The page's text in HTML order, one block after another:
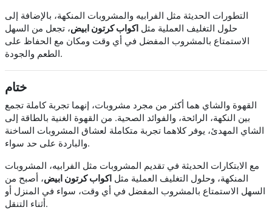
التطورات الحديثة مثل الفرابيه والمشروبات المنكهة، بالإضافة إلى
حلول التغليف العملية مثل اكواب كرتون ابيض، تجعل من السهل
الاستمتاع بالمشروب المفضل في أي وقت ومكان مع الحفاظ على
الطعم والجودة.
ختام
القهوة والشاي هما أكثر من مجرد مشروبات، إنهما تجربة كاملة تجمع
بين النكهة، الرائحة، والفوائد الصحية. من القهوة الغنية بالطاقة إلى
الشاي المهدئ، يوفر كلاهما تجربة متكاملة لعشاق المشروبات الساخنة
والباردة على حد سواء.
مع الابتكارات الحديثة في تقديم المشروبات مثل الفرابيه، المشروبات
المنكهة، وحلول التغليف العملية مثل اكواب كرتون ابيض، أصبح من
السهل الاستمتاع بالمشروب المفضل في أي وقت، سواء في المنزل أو
أثناء التنقل.